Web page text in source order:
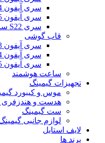
سری آیفون 14
سری آیفون 15
سری S22 سامسونگ
قاب گوشی
سری آیفون 13
سری آیفون 14
سری آیفون 15
ساعت هوشمند
تجهیزات گیمینگ
موس و کیبورد
هدست و هندزفری
ست گیمینگ
لوازم جانبی
لایف استایل
برند ها